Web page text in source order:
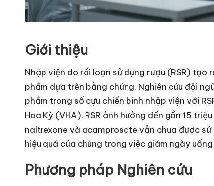
Giới thiệu
Nhập viện do rối loạn sử dụng rượu (RSR)
phẩm dựa trên bằng chứng. Nghiên cứu đội
phẩm trong số cựu chiến binh nhập viện với
Hoa Kỳ (VHA). RSR ảnh hưởng đến gần 15
naltrexone và acamprosate vẫn chưa được
hiệu quả của chúng trong việc giảm ngày
Phương pháp Nghiên cứu